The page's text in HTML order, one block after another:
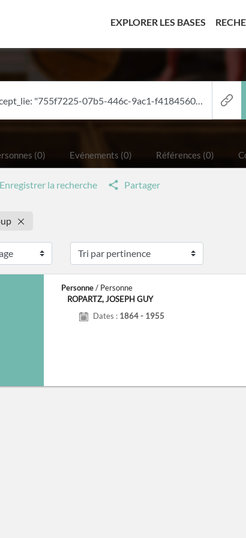
EXPLORER LES BASES
(0) Evénements (0) Références (0)
Enregistrer la recherche Partager
Personne/ Personne
ROPARTZ, JOSEPH GUY
Dates : 1864 - 1955